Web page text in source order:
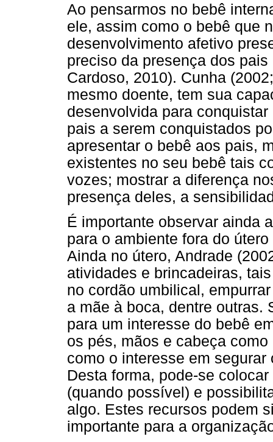
Ao pensarmos no bebê
ele, assim como o bebê que
desenvolvimento afetivo
preciso da presença dos
Cardoso, 2010). Cunha
mesmo doente, tem sua
desenvolvida para
pais a serem conquistados
apresentar o bebê aos pais,
existentes no seu bebê tais
vozes; mostrar a diferença
presença deles, a
É importante observar ainda
para o ambiente fora do
Ainda no útero, Andrade
atividades e brincadeiras,
no cordão umbilical,
a mãe à boca, dentre outras.
para um interesse do bebê
os pés, mãos e cabeça
como o interesse em
Desta forma, pode-se
(quando possível) e
algo. Estes recursos podem
importante para a